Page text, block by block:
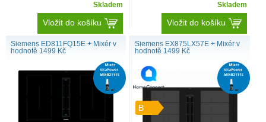
Skladem
Vložit do košíku
Skladem
Vložit do košíku
Siemens ED811FQ15E + Mixér v
hodnotě 1499 Kč
Siemens EX875LX57E + Mixér v
hodnotě 1499 Kč
B